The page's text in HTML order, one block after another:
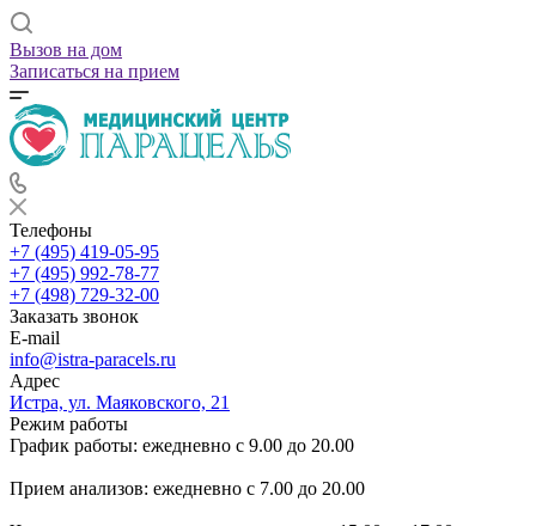
Вызов на дом
Записаться на прием
Телефоны
+7 (495) 419-05-95
+7 (495) 992-78-77
+7 (498) 729-32-00
Заказать звонок
E-mail
info@istra-paracels.ru
Адрес
Истра, ул. Маяковского, 21
Режим работы
График работы: ежедневно с 9.00 до 20.00
Прием анализов: ежедневно с 7.00 до 20.00